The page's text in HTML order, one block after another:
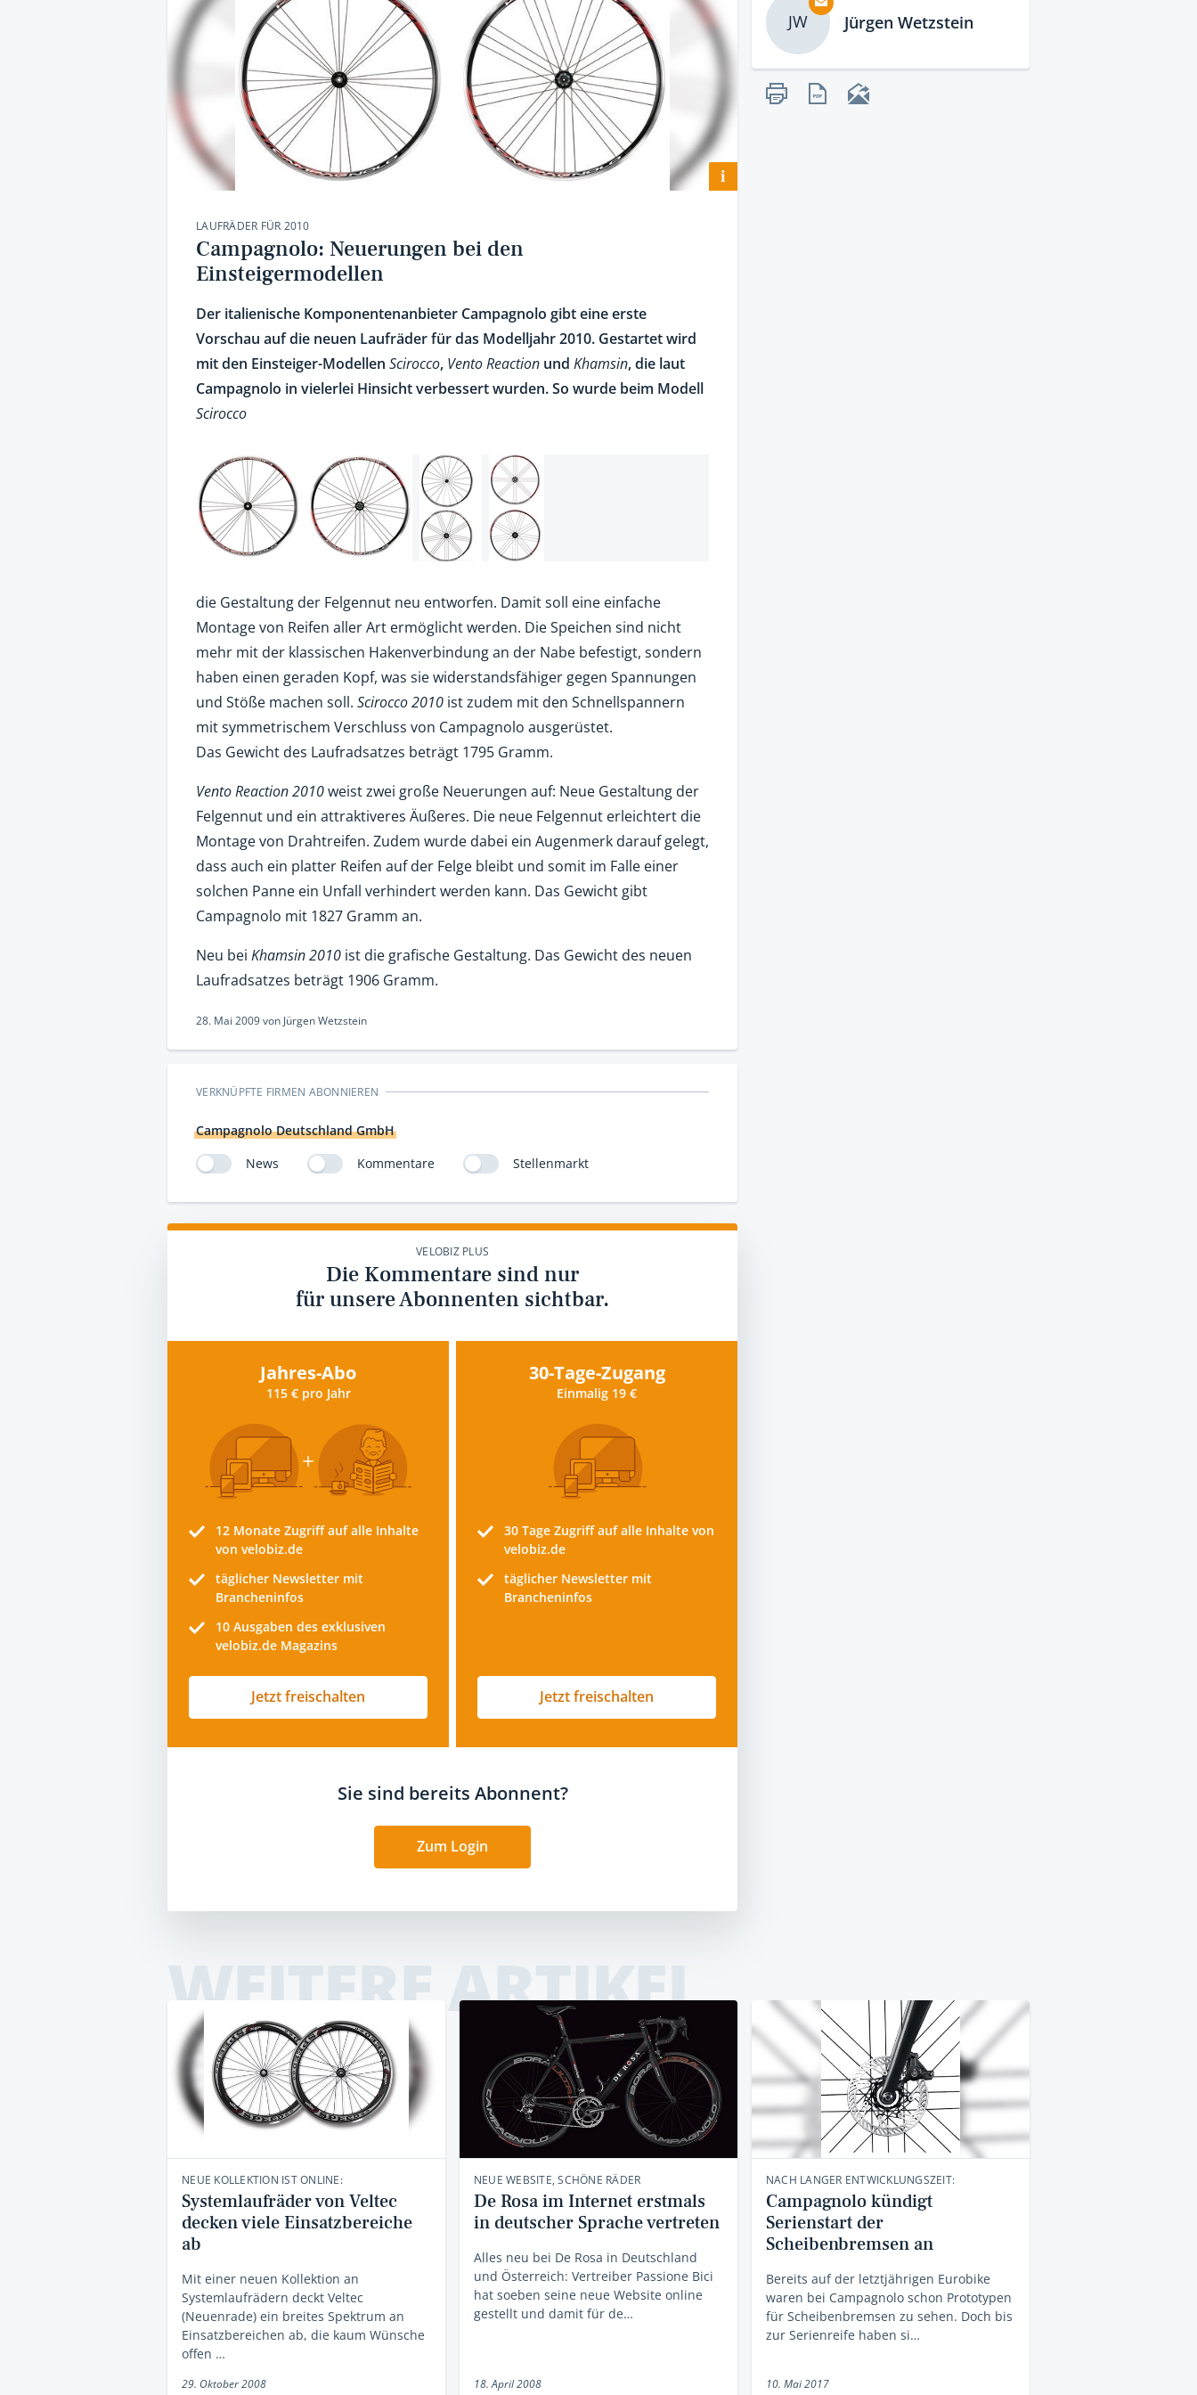
i
LAUFRÄDER FÜR 2010
Campagnolo: Neuerungen bei den
Einsteigermodellen
Der italienische Komponentenanbieter Campagnolo gibt eine erste
Vorschau auf die neuen Laufräder für das Modelljahr 2010. Gestartet wird
mit den Einsteiger-Modellen Scirocco, Vento Reaction und Khamsin, die laut
Campagnolo in vielerlei Hinsicht verbessert wurden. So wurde beim Modell
Scirocco
die Gestaltung der Felgennut neu entworfen. Damit soll eine einfache
Montage von Reifen aller Art ermöglicht werden. Die Speichen sind nicht
mehr mit der klassischen Hakenverbindung an der Nabe befestigt, sondern
haben einen geraden Kopf, was sie widerstandsfähiger gegen Spannungen
und Stöße machen soll. Scirocco 2010 ist zudem mit den Schnellspannern
mit symmetrischem Verschluss von Campagnolo ausgerüstet.
Das Gewicht des Laufradsatzes beträgt 1795 Gramm.
Vento Reaction 2010weist zwei große Neuerungen auf: Neue Gestaltung der
Felgennut und ein attraktiveres Äußeres. Die neue Felgennut erleichtert die
Montage von Drahtreifen. Zudem wurde dabei ein Augenmerk darauf gelegt,
dass auch ein platter Reifen auf der Felge bleibt und somit im Falle einer
solchen Panne ein Unfall verhindert werden kann. Das Gewicht gibt
Campagnolo mit 1827 Gramm an.
Neu bei Khamsin 2010 ist die grafische Gestaltung. Das Gewicht des neuen
Laufradsatzes beträgt 1906 Gramm.
28. Mai 2009von Jürgen Wetzstein
VERKNÜPFTE FIRMEN ABONNIEREN
Campagnolo Deutschland GmbH
News
Kommentare Stellenmarkt
VELOBIZ PLUS
Die Kommentare sind nur
für unsere Abonnenten sichtbar.
Jahres-Abo
115 € pro Jahr
12 Monate Zugriff auf alle Inhalte
von velobiz.de
täglicher Newsletter mit
Brancheninfos
10 Ausgaben des exklusiven
velobiz.de Magazins
Jetzt freischalten
30-Tage-Zugang
Einmalig 19 €
30 Tage Zugriff auf alle Inhalte von
velobiz.de
täglicher Newsletter mit
Brancheninfos
Jetzt freischalten
Sie sind bereits Abonnent?
Zum Login
JW Jürgen Wetzstein
WEITERE ARTIKEL
NEUE KOLLEKTION IST ONLINE:
Systemlaufräder von Veltec
decken viele Einsatzbereiche
ab
Mit einer neuen Kollektion an
Systemlaufrädern deckt Veltec
(Neuenrade) ein breites Spektrum an
Einsatzbereichen ab, die kaum Wünsche
offen …
29. Oktober 2008
NEUE WEBSITE, SCHÖNE RÄDER
De Rosa im Internet erstmals
in deutscher Sprache vertreten
Alles neu bei De Rosa in Deutschland
und Österreich: Vertreiber Passione Bici
hat soeben seine neue Website online
gestellt und damit für de…
18. April 2008
NACH LANGER ENTWICKLUNGSZEIT:
Campagnolo kündigt
Serienstart der
Scheibenbremsen an
Bereits auf der letztjährigen Eurobike
waren bei Campagnolo schon Prototypen
für Scheibenbremsen zu sehen. Doch bis
zur Serienreife haben si…
10. Mai 2017